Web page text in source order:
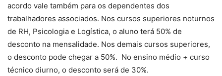
acordo vale também para os dependentes dos
trabalhadores associados. Nos cursos superiores noturnos
de RH, Psicologia e Logística, o aluno terá 50% de
desconto na mensalidade. Nos demais cursos superiores,
o desconto pode chegar a 50%. No ensino médio + curso
técnico diurno, o desconto será de 30%.